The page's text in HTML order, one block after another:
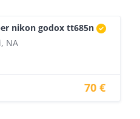
nikon godox tt685n
NA
70 €